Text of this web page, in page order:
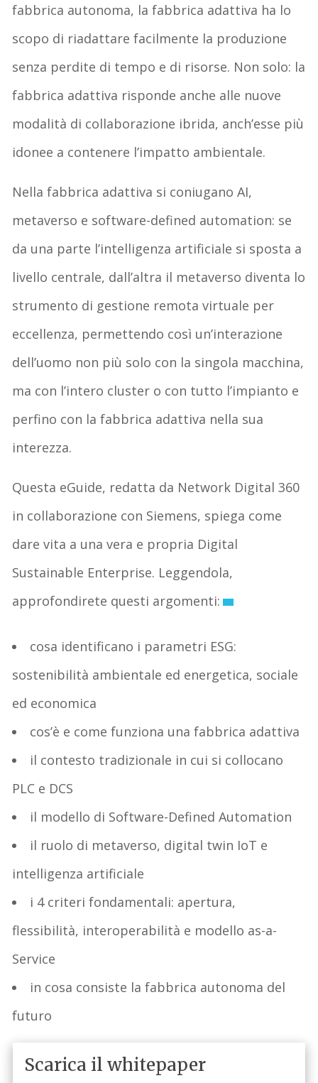
fabbrica autonoma, la fabbrica adattiva ha lo
scopo di riadattare facilmente la produzione
senza perdite di tempo e di risorse. Non solo: la
fabbrica adattiva risponde anche alle nuove
modalità di collaborazione ibrida, anch’esse più
idonee a contenere l’impatto ambientale.
Nella fabbrica adattiva si coniugano AI,
metaverso e software-defined automation: se
da una parte l’intelligenza artificiale si sposta a
livello centrale, dall’altra il metaverso diventa lo
strumento di gestione remota virtuale per
eccellenza, permettendo così un’interazione
dell’uomo non più solo con la singola macchina,
ma con l’intero cluster o con tutto l’impianto e
perfino con la fabbrica adattiva nella sua
interezza.
Questa eGuide, redatta da Network Digital 360
in collaborazione con Siemens, spiega come
dare vita a una vera e propria Digital
Sustainable Enterprise. Leggendola,
approfondirete questi argomenti:
cosa identificano i parametri ESG:
sostenibilità ambientale ed energetica, sociale
ed economica
cos’è e come funziona una fabbrica adattiva
il contesto tradizionale in cui si collocano
PLC e DCS
il modello di Software-Defined Automation
il ruolo di metaverso, digital twin IoT e
intelligenza artificiale
i 4 criteri fondamentali: apertura,
flessibilità, interoperabilità e modello as-a-
Service
in cosa consiste la fabbrica autonoma del
futuro
Scarica il whitepaper